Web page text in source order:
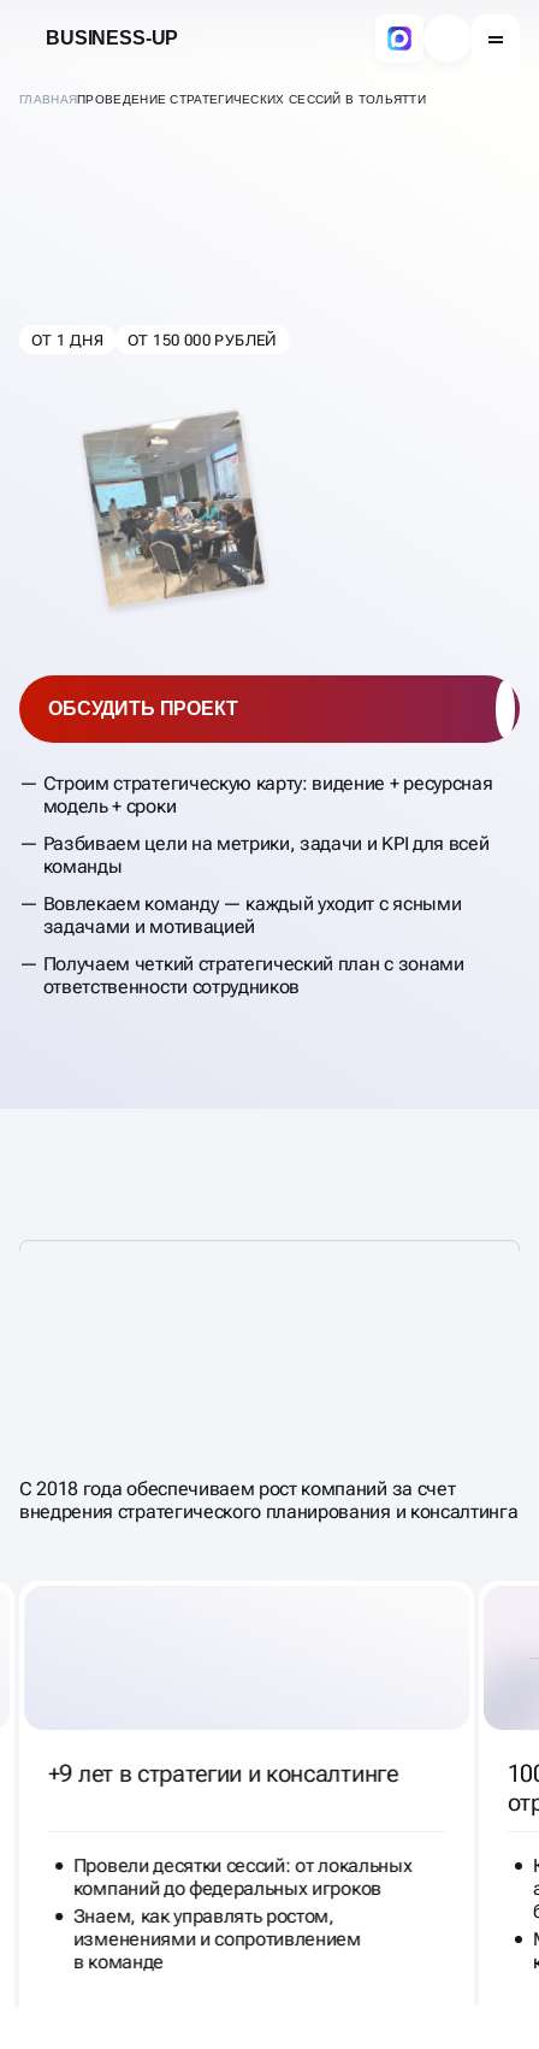
BUSINESS-UP
ГЛАВНАЯПРОВЕДЕНИЕ СТРАТЕГИЧЕСКИХ СЕССИЙ В ТОЛЬЯТТИ
ПРОВЕДЕНИЕ
СТРАТЕГИЧЕСКИХ
СЕССИЙ
ОТ 1 ДНЯ ОТ 150 000 РУБЛЕЙ
Строим стратегическую карту: видение + ресурсная
модель + сроки
Разбиваем цели на метрики, задачи и KPI для всей
команды
Вовлекаем команду — каждый уходит с ясными
задачами и мотивацией
Получаем четкий стратегический план с зонами
ответственности сотрудников
ОБСУДИТЬ ПРОЕКТ
КОТОРАЯ РАБОТАЕТ В
БИЗНЕСЕ КАЖДЫЙ ДЕНЬ
С 2018 года обеспечиваем рост компаний за счет
внедрения стратегического планирования и консалтинга
+9 лет в стратегии и консалтинге
Провели десятки сессий: от локальных
компаний до федеральных игроков
Знаем, как управлять ростом,
изменениями и сопротивлением
в команде